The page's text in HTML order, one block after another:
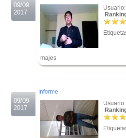
09/09
2017
Usuario:
majes
09/09
2017
Informe
Usuario: